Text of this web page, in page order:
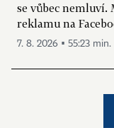
se vůbec nemluví.
reklamu na
7. 8. 2026 ▪ 55:23 min.